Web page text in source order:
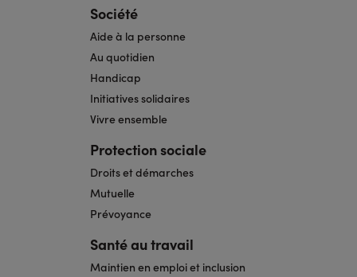
Société
Aide à la personne
Au quotidien
Handicap
Initiatives solidaires
Vivre ensemble
Protection sociale
Droits et démarches
Mutuelle
Prévoyance
Santé au travail
Maintien en emploi et inclusion